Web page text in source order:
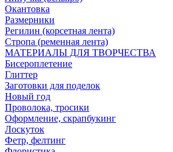
Окантовка
Размерники
Регилин (корсетная лента)
Стропа (ременная лента)
МАТЕРИАЛЫ ДЛЯ ТВОРЧЕСТВА
Бисероплетение
Глиттер
Заготовки для поделок
Новый год
Проволока, тросики
Оформление, скрапбукинг
Лоскуток
Фетр, фелтинг